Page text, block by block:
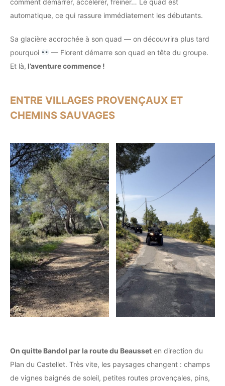
comment démarrer, accélérer, freiner… Le quad est
automatique, ce qui rassure immédiatement les débutants.
Sa glacière accrochée à son quad — on découvrira plus tard
pourquoi
— Florent démarre son quad en tête du groupe.
Et là, l’aventure commence !
ENTRE VILLAGES PROVENÇAUX ET
CHEMINS SAUVAGES
On quitte Bandol par la route du Beausset en direction du
Plan du Castellet. Très vite, les paysages changent : champs
de vignes baignés de soleil, petites routes provençales, pins,